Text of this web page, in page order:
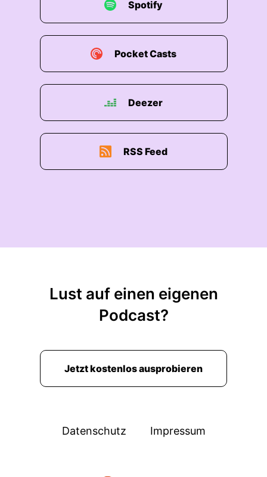
Spotify
Pocket Casts
Deezer
RSS Feed
Lust auf einen eigenen
Podcast?
Jetzt kostenlos ausprobieren
Datenschutz Impressum